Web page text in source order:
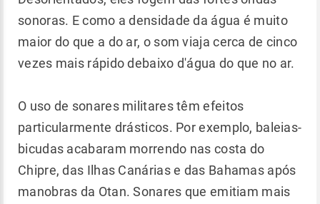
sonoras. E como a densidade da água é muito
maior do que a do ar, o som viaja cerca de cinco
vezes mais rápido debaixo d'água do que no ar.
O uso de sonares militares têm efeitos
particularmente drásticos. Por exemplo, baleias-
bicudas acabaram morrendo nas costa do
Chipre, das Ilhas Canárias e das Bahamas após
manobras da Otan. Sonares que emitiam mais